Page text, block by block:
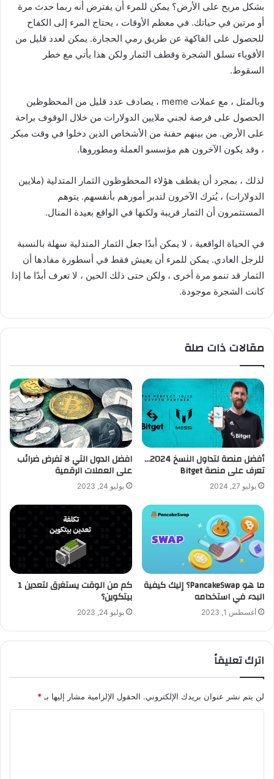
بشكل مريح على الأرض؟ يمكن للمرء أن يفترض أنه ربما حدث مرة
أو مرتين في حياتك. في معظم الأوقات ، يحتاج المرء إلى الكفاح
للحصول على الفاكهة عن طريق رمي الحجارة. يمكن لعدد قليل من
الأقوياء تسلق الشجرة وقطف الثمار ولكن هذا يأتي مع خطر
السقوط.
وبالمثل ، مع عملات meme ، يصادف عدد قليل من المحظوظين
الحصول على فرصة لجني ملايين الدولارات من خلال الوقوف براحة
على الأرض. من بينهم حفنة من الأشخاص الذين دخلوا في وقت مبكر
، وقد يكون الآخرون هم مؤسسو العملة ومطوروها.
لذلك ، بمجرد أن يقطف هؤلاء المحظوظون الثمار المتدلية (ملايين
الدولارات) ، يُترك الآخرون لتدبر أمورهم بأنفسهم. يتوهم
المستثمرون أن الثمار قريبة ولكنها في الواقع بعيدة المنال.
في الحياة الواقعية ، لا يمكن أبدًا جعل الثمار المتدلية سهلة بالنسبة
للرجل العادي. يمكن للمرء أن يعيش فقط في أسطورة مفادها أن
الثمار قد تنمو مرة أخرى ، ولكن حتى ذلك الحين ، لا تعرف أبدًا ما إذا
كانت الشجرة موجودة.
مقالات ذات صلة
أفضل منصة لتداول النسخ 2024…
تعرف على منصة Bitget
يوليو 27, 2024
افضل الدول التي لا تفرض ضرائب
على العملات الرقمية
يوليو 24, 2023
ما هو PancakeSwap؟ إليك كيفية
البدء في استخدامه
أغسطس 1, 2023
كم من الوقت يستغرق لتعدين 1
بيتكوين؟
يوليو 24, 2023
اترك تعليقاً
لن يتم نشر عنوان بريدك الإلكتروني. الحقول الإلزامية مشار إليها بـ *